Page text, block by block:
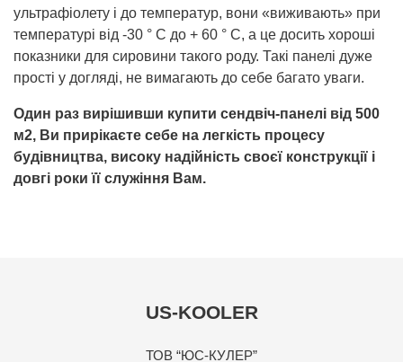
ультрафіолету і до температур, вони «виживають» при
температурі від -30 ° C до + 60 ° C, а це досить хороші
показники для сировини такого роду. Такі панелі дуже
прості у догляді, не вимагають до себе багато уваги.
Один раз вирішивши купити сендвіч-панелі від 500
м2, Ви прирікаєте себе на легкість процесу
будівництва, високу надійність своєї конструкції і
довгі роки її служіння Вам.
US-KOOLER
ТОВ “ЮС-КУЛЕР”